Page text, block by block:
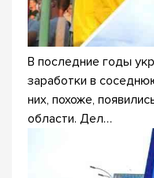
В последние годы
заработки в
них, похоже,
области. Дел…